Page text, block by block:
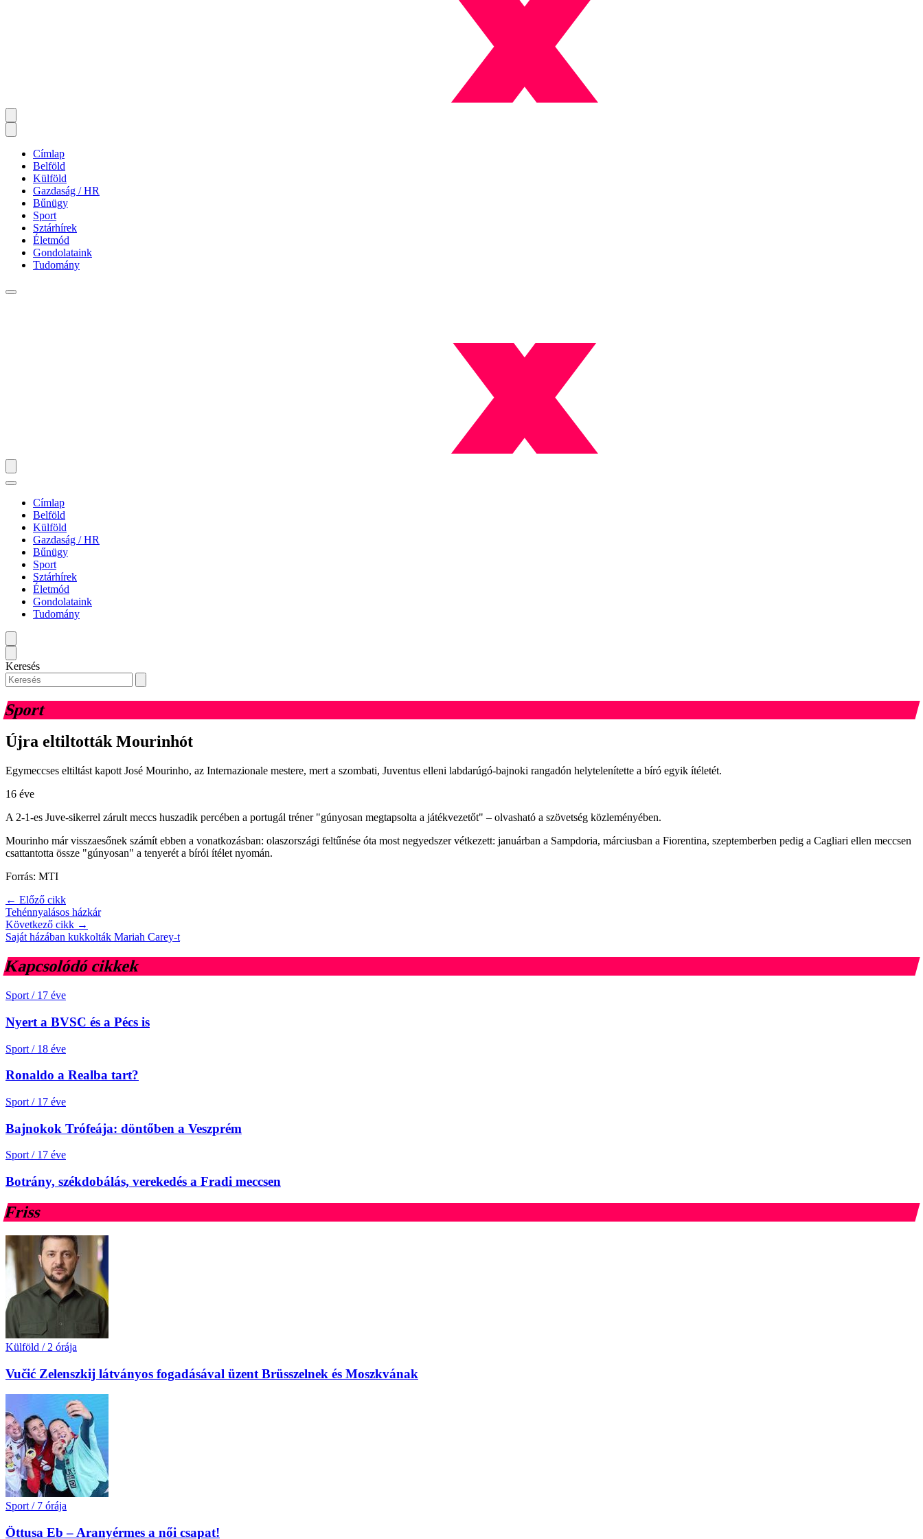
Címlap
Belföld
Külföld
Gazdaság / HR
Bűnügy
Sport
Sztárhírek
Életmód
Gondolataink
Tudomány
Címlap
Belföld
Külföld
Gazdaság / HR
Bűnügy
Sport
Sztárhírek
Életmód
Gondolataink
Tudomány
Keresés
Sport
Újra eltiltották Mourinhót
Egymeccses eltiltást kapott José Mourinho, az Internazionale mestere, mert a szombati, Juventus elleni labdarúgó-bajnoki rangadón helytelenítette a bíró egyik ítéletét.
16 éve
A 2-1-es Juve-sikerrel zárult meccs huszadik percében a portugál tréner "gúnyosan megtapsolta a játékvezetőt" – olvasható a szövetség közleményében.
Mourinho már visszaesőnek számít ebben a vonatkozásban: olaszországi feltűnése óta most negyedszer vétkezett: januárban a Sampdoria, márciusban a Fiorentina, szeptemberben pedig a Cagliari ellen meccsen
csattantotta össze "gúnyosan" a tenyerét a bírói ítélet nyomán.
Forrás: MTI
← Előző cikk
Tehénnyalásos házkár
Következő cikk →
Saját házában kukkolták Mariah Carey-t
Kapcsolódó cikkek
Sport / 17 éve
Nyert a BVSC és a Pécs is
Sport / 18 éve
Ronaldo a Realba tart?
Sport / 17 éve
Bajnokok Trófeája: döntőben a Veszprém
Sport / 17 éve
Botrány, székdobálás, verekedés a Fradi meccsen
Friss
Külföld / 2 órája
Vučić Zelenszkij látványos fogadásával üzent Brüsszelnek és Moszkvának
Sport / 7 órája
Öttusa Eb – Aranyérmes a női csapat!